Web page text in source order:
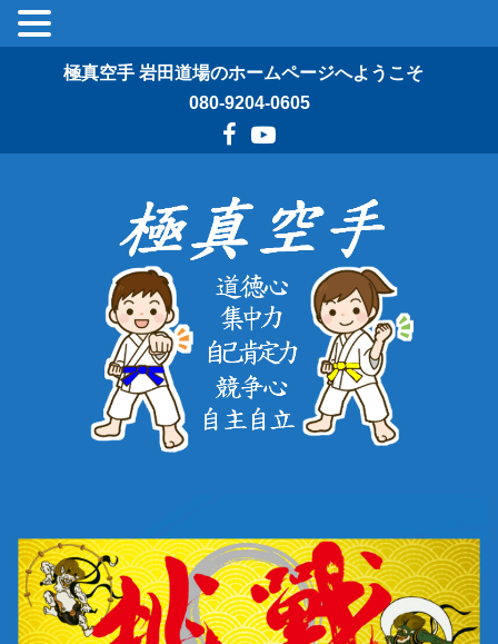
極真空手 岩田道場のホームページへようこそ
080-9204-0605